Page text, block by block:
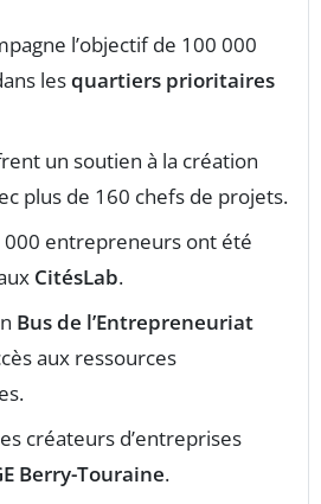
l’objectif de 100 000
lesquartiers prioritaires
un soutien à la création
plus de 160 chefs de projets.
000 entrepreneurs ont été
CitésLab.
Bus de l’Entrepreneuriat
aux ressources
créateurs d’entreprises
Berry-Touraine.